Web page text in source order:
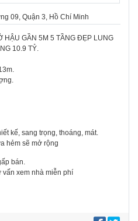
09, Quận 3, Hồ Chí Minh
HẬU GẦN 5M 5 TẦNG ĐẸP LUNG
10.9 TỶ.
kế, sang trọng, thoáng, mát.
hẻm sẽ mở rộng
bán.
vấn xem nhà miễn phí